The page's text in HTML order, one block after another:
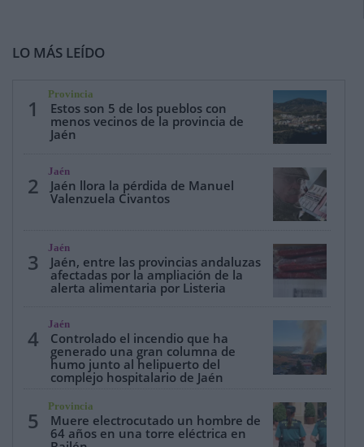
LO MÁS LEÍDO
1
Provincia
Estos son 5 de los pueblos con
menos vecinos de la provincia de
Jaén
2
Jaén
Jaén llora la pérdida de Manuel
Valenzuela Civantos
3
Jaén
Jaén, entre las provincias andaluzas
afectadas por la ampliación de la
alerta alimentaria por Listeria
4
Jaén
Controlado el incendio que ha
generado una gran columna de
humo junto al helipuerto del
complejo hospitalario de Jaén
5
Provincia
Muere electrocutado un hombre de
64 años en una torre eléctrica en